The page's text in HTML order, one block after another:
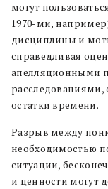
могут
1970-ми,
дисциплины и
справедливая
апелляционными
остатки времени.
Разрыв между
необходимостью
ситуации,
и ценности могут